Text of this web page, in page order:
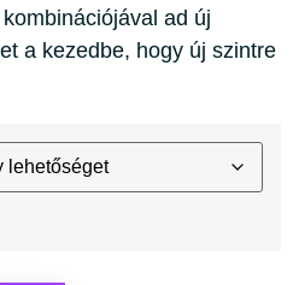
ad új
a kezedbe, hogy új szintre